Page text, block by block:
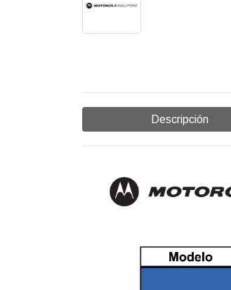
Descripción